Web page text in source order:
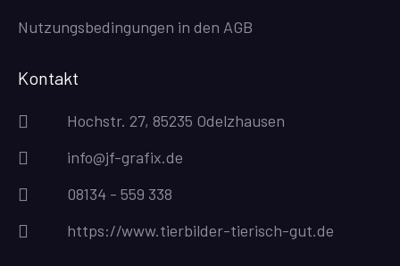
Nutzungsbedingungen in den AGB
Kontakt
Hochstr. 27, 85235 Odelzhausen
info@jf-grafix.de
08134 - 559 338
https://www.tierbilder-tierisch-gut.de